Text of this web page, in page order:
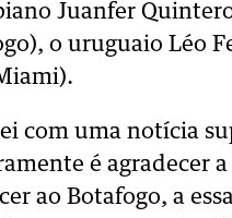
Juanfer
o uruguaio Léo
com uma notícia
é agradecer
ao Botafogo, a